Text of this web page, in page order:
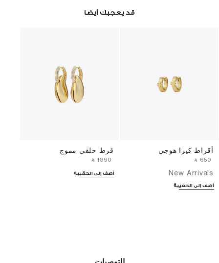
قد يعجبك أيضا
أقراط كيرا هوجي
‎ ⃁ ⁦650⁩ ‎
New Arrivals
أضف إلى الحقيبة
قرط حلقي مموج
‎ ⃁ ⁦1990⁩ ‎
أضف إلى الحقيبة